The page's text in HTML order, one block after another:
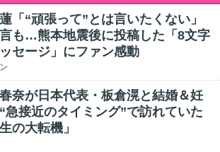
「“頑張って”とは言いたくない」
も…熊本地震後に投稿した「8文字
セージ」にファン感動
奈が日本代表・板倉滉と結婚＆妊
急接近のタイミング”で訪れていた
生の大転機」